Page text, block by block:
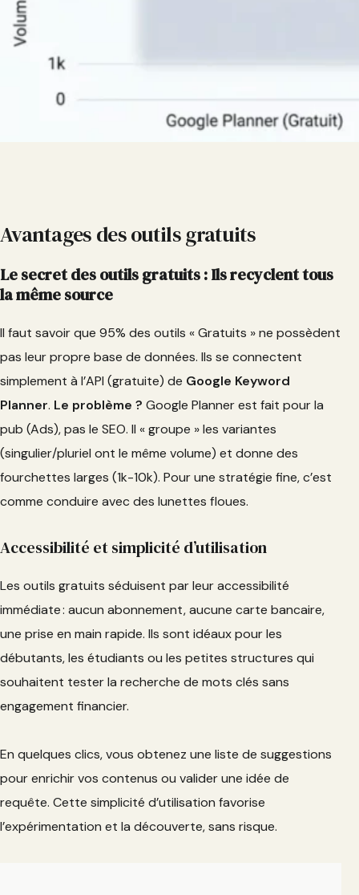
Avantages des outils gratuits
Le secret des outils gratuits : Ils recyclent tous
la même source
Il faut savoir que 95% des outils « Gratuits » ne possèdent
pas leur propre base de données. Ils se connectent
simplement à l’API (gratuite) de Google Keyword
Planner. Le problème ? Google Planner est fait pour la
pub (Ads), pas le SEO. Il « groupe » les variantes
(singulier/pluriel ont le même volume) et donne des
fourchettes larges (1k-10k). Pour une stratégie fine, c’est
comme conduire avec des lunettes floues.
Accessibilité et simplicité d’utilisation
Les outils gratuits séduisent par leur accessibilité
immédiate : aucun abonnement, aucune carte bancaire,
une prise en main rapide. Ils sont idéaux pour les
débutants, les étudiants ou les petites structures qui
souhaitent tester la recherche de mots clés sans
engagement financier.
En quelques clics, vous obtenez une liste de suggestions
pour enrichir vos contenus ou valider une idée de
requête. Cette simplicité d’utilisation favorise
l’expérimentation et la découverte, sans risque.